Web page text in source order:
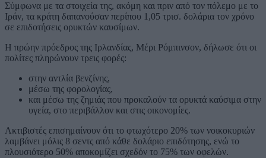
Σύμφωνα με τα στοιχεία της, ακόμη και πριν από τον πόλεμο με το
Ιράν, τα κράτη δαπανούσαν περίπου 1,05 τρισ. δολάρια τον χρόνο
σε επιδοτήσεις ορυκτών καυσίμων.
Η πρώην πρόεδρος της Ιρλανδίας, Μέρι Ρόμπινσον, δήλωσε ότι οι
πολίτες πληρώνουν τρεις φορές:
στην αντλία βενζίνης,
μέσω της φορολογίας,
και μέσω της ζημιάς που προκαλούν τα ορυκτά καύσιμα στην
υγεία, στο περιβάλλον και στις οικονομίες.
Ακτιβιστές επισημαίνουν ότι το φτωχότερο 20% των νοικοκυριών
λαμβάνει μόλις 8 σεντς από κάθε δολάριο επιδότησης, ενώ το
πλουσιότερο 50% αποκομίζει σχεδόν το 75% των οφελών.